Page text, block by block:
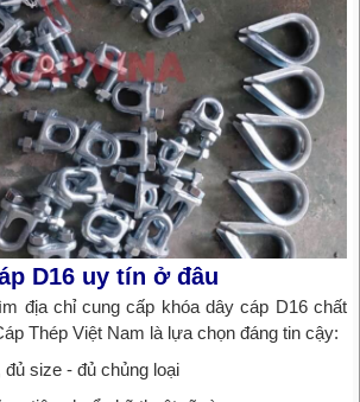
D16 uy tín ở đâu
địa chỉ cung cấp khóa dây cáp D16 chất
Thép Việt Nam là lựa chọn đáng tin cậy:
size - đủ chủng loại